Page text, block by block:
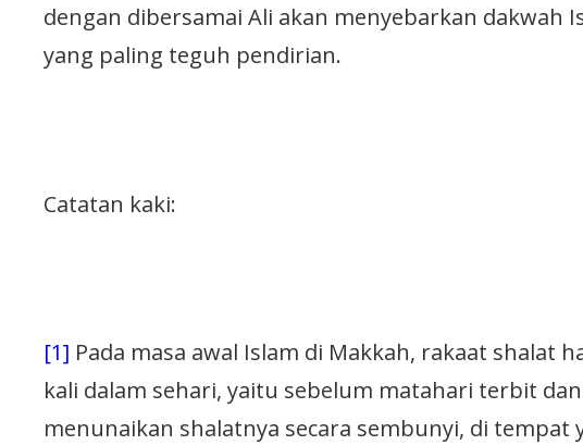
dengan dibersamai Ali akan menyebarkan dakwah
yang paling teguh pendirian.
Catatan kaki:
[1] Pada masa awal Islam di Makkah, rakaat shalat
kali dalam sehari, yaitu sebelum matahari terbit
menunaikan shalatnya secara sembunyi, di